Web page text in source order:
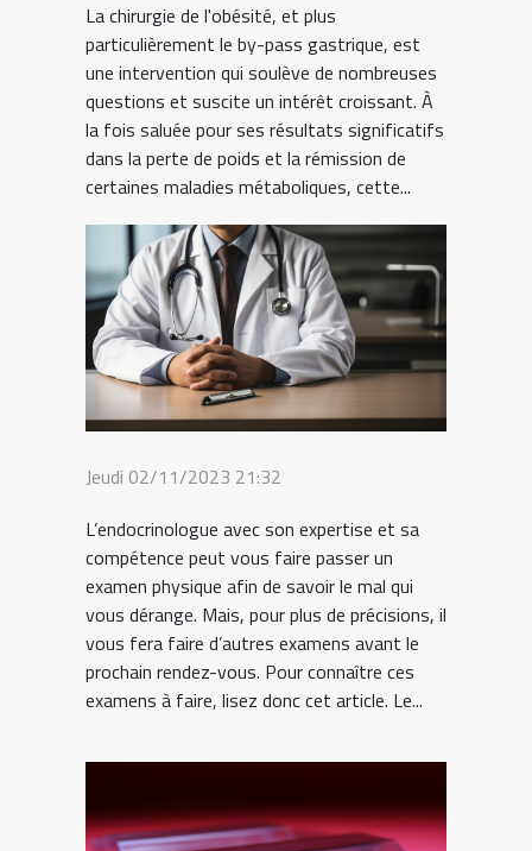
La chirurgie de l'obésité, et plus
particulièrement le by-pass gastrique, est
une intervention qui soulève de nombreuses
questions et suscite un intérêt croissant. À
la fois saluée pour ses résultats significatifs
dans la perte de poids et la rémission de
certaines maladies métaboliques, cette...
Jeudi 02/11/2023 21:32
L’endocrinologue avec son expertise et sa
compétence peut vous faire passer un
examen physique afin de savoir le mal qui
vous dérange. Mais, pour plus de précisions, il
vous fera faire d’autres examens avant le
prochain rendez-vous. Pour connaître ces
examens à faire, lisez donc cet article. Le...